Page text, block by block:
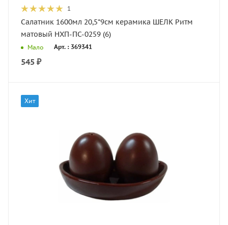
1
Салатник 1600мл 20,5*9см керамика ШЕЛК Ритм
матовый НХП-ПС-0259 (6)
Мало Арт. : 369341
545 ₽
Хит